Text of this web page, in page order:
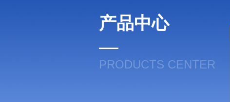
产品中心
PRODUCTS CENTER